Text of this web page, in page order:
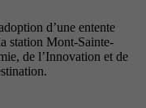
d’une entente
station Mont-Sainte-
de l’Innovation et de